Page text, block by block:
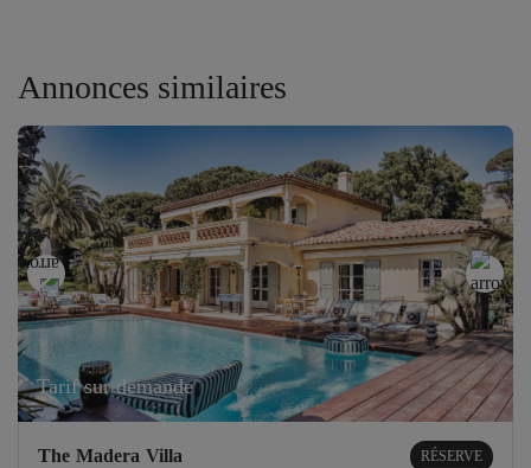
Annonces similaires
Tarif sur demande
The Madera Villa RÉSERVE